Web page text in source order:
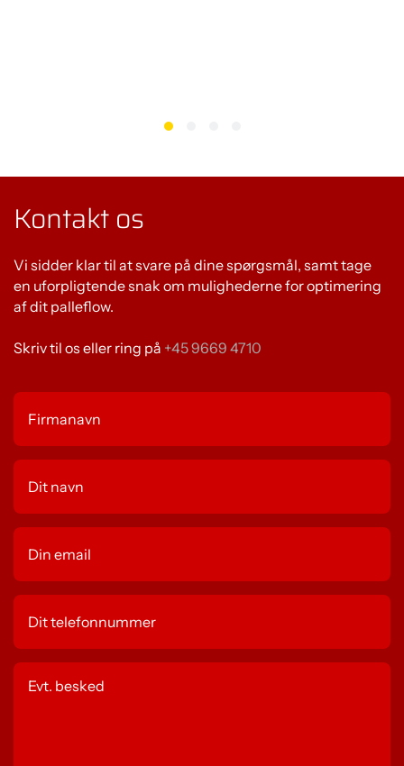
Kontakt os
Vi sidder klar til at svare på dine spørgsmål, samt tage
en uforpligtende snak om mulighederne for optimering
af dit palleflow.
Skriv til os eller ring på +45 9669 4710